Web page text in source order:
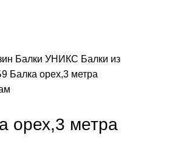
Балки УНИКС Балки из
Балка орех,3 метра
орех,3 метра